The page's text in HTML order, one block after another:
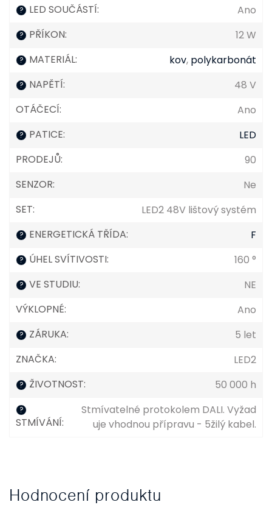
? LED SOUČÁSTÍ: Ano
? PŘÍKON: 12 W
? MATERIÁL: kov, polykarbonát
? NAPĚTÍ:
48 V
OTÁČECÍ: Ano
? PATICE:
LED
PRODEJŮ:
90
SENZOR:
Ne
SET: LED2 48V lištový systém
? ENERGETICKÁ TŘÍDA: F
? ÚHEL SVÍTIVOSTI: 160 °
? VE STUDIU:
NE
VÝKLOPNÉ: Ano
? ZÁRUKA:
5 let
ZNAČKA: LED2
? ŽIVOTNOST: 50 000 h
?
STMÍVÁNÍ:
Stmívatelné protokolem DALI. Vyžad
uje vhodnou přípravu - 5žilý kabel.
Hodnocení produktu